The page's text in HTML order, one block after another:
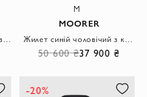
M
MOORER
50 600 ₴37 900 ₴
-20%